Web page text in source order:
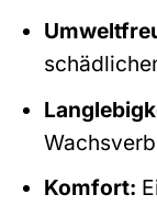
Komfort: